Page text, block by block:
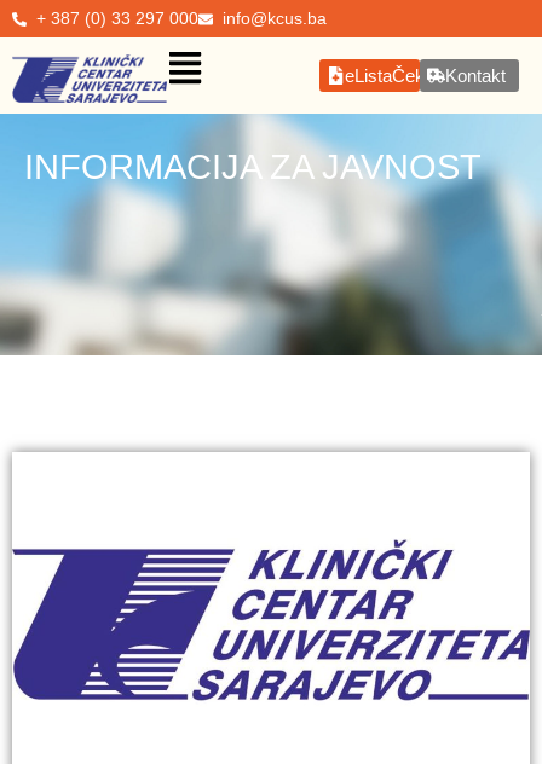
+ 387 (0) 33 297 000 info@kcus.ba
eListaČekanjaKontakt
INFORMACIJA ZA JAVNOST